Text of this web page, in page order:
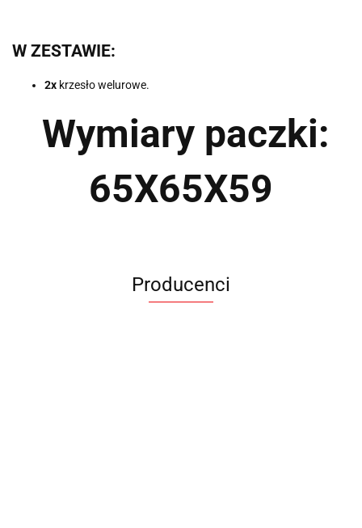
W ZESTAWIE:
2x krzesło welurowe.
Wymiary paczki:
65X65X59
Producenci